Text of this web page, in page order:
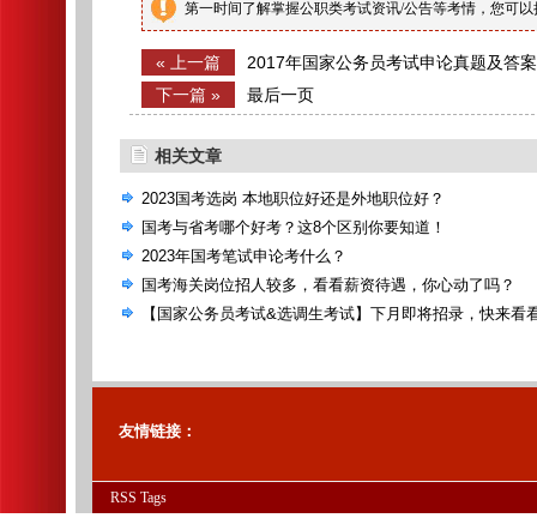
第一时间了解掌握公职类考试资讯/公告等考情，您可
« 上一篇
2017年国家公务员考试申论真题及答
下一篇 »
最后一页
相关文章
2023国考选岗 本地职位好还是外地职位好？
国考与省考哪个好考？这8个区别你要知道！
2023年国考笔试申论考什么？
国考海关岗位招人较多，看看薪资待遇，你心动了吗？
【国家公务员考试&选调生考试】下月即将招录，快来看
友情链接：
RSS Tags